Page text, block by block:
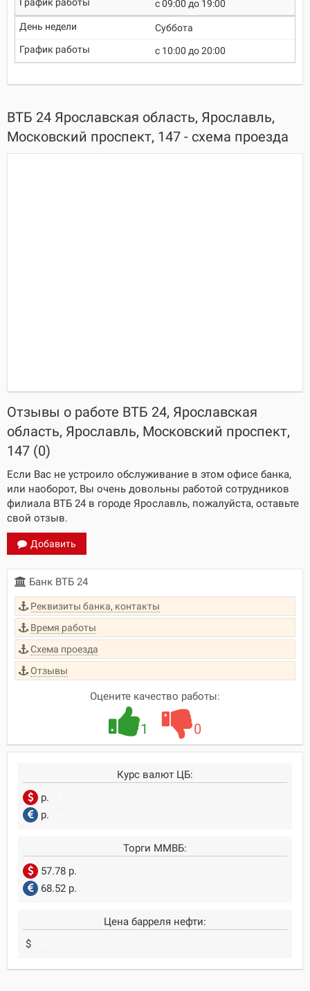
c 09:00 до 19:00
Суббота
c 10:00 до 20:00
ВТБ 24 Ярославская область, Ярославль,
Московский проспект, 147 - схема проезда
Отзывы о работе ВТБ 24, Ярославская
область, Ярославль, Московский проспект,
147 (0)
Если Вас не устроило обслуживание в этом офисе банка,
или наоборот, Вы очень довольны работой сотрудников
филиала ВТБ 24 в городе Ярославль, пожалуйста, оставьте
свой отзыв.
Добавить
Банк ВТБ 24
Реквизиты банка, контакты
Время работы
Схема проезда
Отзывы
Оцените качество работы:
1 0
Курс валют ЦБ:
р.
р.
Торги ММВБ:
57.78 р.
68.52 р.
Цена барреля нефти:
$